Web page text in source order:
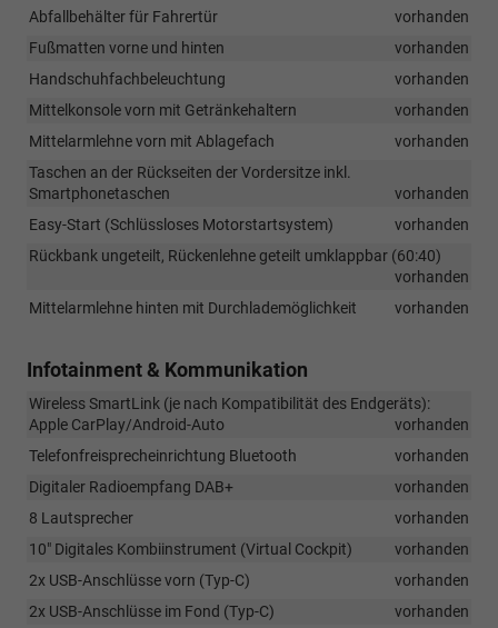
Abfallbehälter für Fahrertür
vorhanden
Fußmatten vorne und hinten
vorhanden
Handschuhfachbeleuchtung
vorhanden
Mittelkonsole vorn mit Getränkehaltern
vorhanden
Mittelarmlehne vorn mit Ablagefach
vorhanden
Taschen an der Rückseiten der Vordersitze inkl.
Smartphonetaschen
vorhanden
Easy-Start (Schlüssloses Motorstartsystem)
vorhanden
Rückbank ungeteilt, Rückenlehne geteilt umklappbar (60:40)
vorhanden
Mittelarmlehne hinten mit Durchlademöglichkeit
vorhanden
Infotainment & Kommunikation
Wireless SmartLink (je nach Kompatibilität des Endgeräts):
Apple CarPlay/Android-Auto
vorhanden
Telefonfreisprecheinrichtung Bluetooth
vorhanden
Digitaler Radioempfang DAB+
vorhanden
8 Lautsprecher
vorhanden
10" Digitales Kombiinstrument (Virtual Cockpit)
vorhanden
2x USB-Anschlüsse vorn (Typ-C)
vorhanden
2x USB-Anschlüsse im Fond (Typ-C)
vorhanden